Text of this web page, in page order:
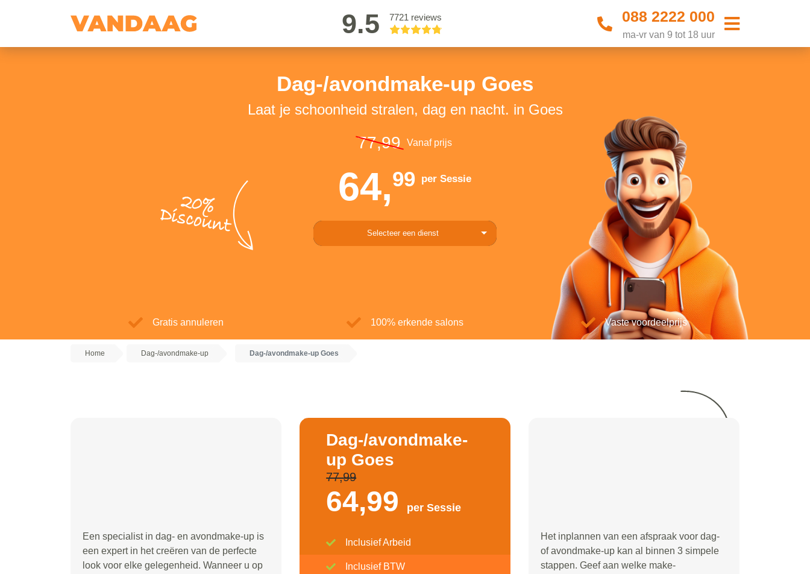
9.5 7721 reviews 088 2222 000
ma-vr van 9 tot 18 uur
Dag-/avondmake-up Goes
Laat je schoonheid stralen, dag en nacht. in Goes
20%
Discount
77,99 Vanaf prijs
64,99 per Sessie
Selecteer een dienst
Gratis annuleren 100% erkende salons Vaste voordeelprijs
Home Dag-/avondmake-up Dag-/avondmake-up Goes
Een specialist in dag- en avondmake-up is
een expert in het creëren van de perfecte
look voor elke gelegenheid. Wanneer u op
Dag-/avondmake-
up Goes
77,99
64,99 per Sessie
Inclusief Arbeid
Inclusief BTW
Het inplannen van een afspraak voor dag-
of avondmake-up kan al binnen 3 simpele
stappen. Geef aan welke make-